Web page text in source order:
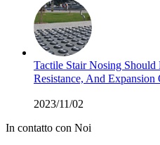
Tactile Stair Nosing
Resistance, And
2023/11/02
In contatto con Noi